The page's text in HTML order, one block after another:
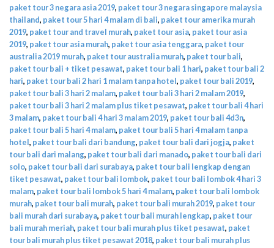
paket tour 3 negara asia 2019, paket tour 3 negara singapore malaysia
thailand, paket tour 5 hari 4 malam di bali, paket tour amerika murah
2019, paket tour and travel murah, paket tour asia, paket tour asia
2019, paket tour asia murah, paket tour asia tenggara, paket tour
australia 2019 murah, paket tour australia murah, paket tour bali,
paket tour bali + tiket pesawat, paket tour bali 1 hari, paket tour bali 2
hari, paket tour bali 2 hari 1 malam tanpa hotel, paket tour bali 2019,
paket tour bali 3 hari 2 malam, paket tour bali 3 hari 2 malam 2019,
paket tour bali 3 hari 2 malam plus tiket pesawat, paket tour bali 4 hari
3 malam, paket tour bali 4 hari 3 malam 2019, paket tour bali 4d3n,
paket tour bali 5 hari 4 malam, paket tour bali 5 hari 4 malam tanpa
hotel, paket tour bali dari bandung, paket tour bali dari jogja, paket
tour bali dari malang, paket tour bali dari manado, paket tour bali dari
solo, paket tour bali dari surabaya, paket tour bali lengkap dengan
tiket pesawat, paket tour bali lombok, paket tour bali lombok 4 hari 3
malam, paket tour bali lombok 5 hari 4 malam, paket tour bali lombok
murah, paket tour bali murah, paket tour bali murah 2019, paket tour
bali murah dari surabaya, paket tour bali murah lengkap, paket tour
bali murah meriah, paket tour bali murah plus tiket pesawat, paket
tour bali murah plus tiket pesawat 2018, paket tour bali murah plus